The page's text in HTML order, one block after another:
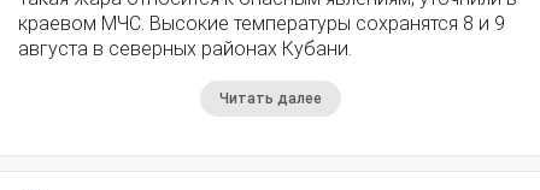
краевом МЧС. Высокие температуры сохранятся 8 и 9
августа в северных районах Кубани.
Читать далее